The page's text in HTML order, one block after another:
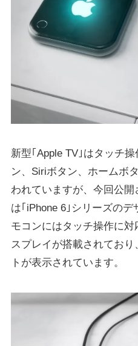
新型｢Apple TV｣はタッチ
ン、Siriボタン、ホームボ
われていますが、今回公
は｢iPhone 6｣シリーズのデ
モコンにはタッチ操作に
スプレイが搭載されてお
トが表示されています。